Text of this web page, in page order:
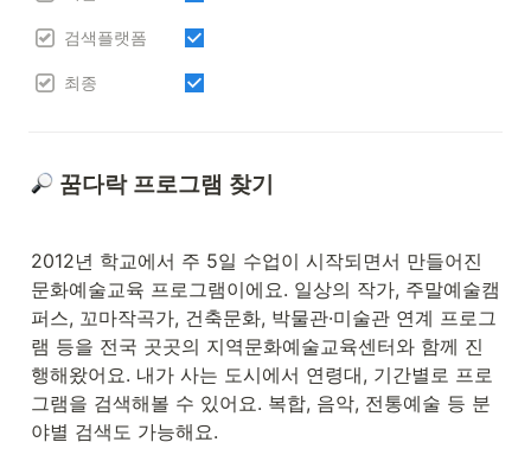
검색플랫폼
최종
꿈다락 프로그램 찾기
2012년 학교에서 주 5일 수업이 시작되면서 만들어진
문화예술교육 프로그램이에요. 일상의 작가, 주말예술캠
퍼스, 꼬마작곡가, 건축문화, 박물관·미술관 연계 프로그
램 등을 전국 곳곳의 지역문화예술교육센터와 함께 진
행해왔어요. 내가 사는 도시에서 연령대, 기간별로 프로
그램을 검색해볼 수 있어요. 복합, 음악, 전통예술 등 분
야별 검색도 가능해요.